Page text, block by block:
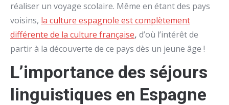
réaliser un voyage scolaire. Même en étant des pays
voisins, la culture espagnole est complètement
différente de la culture française, d’où l’intérêt de
partir à la découverte de ce pays dès un jeune âge !
L’importance des séjours
linguistiques en Espagne